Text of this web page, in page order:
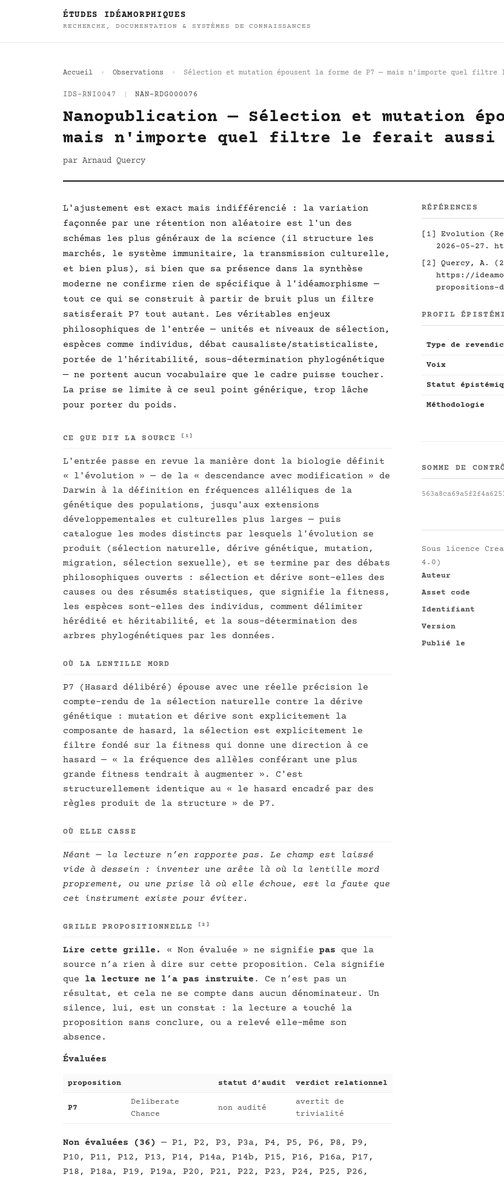
ÉTUDES IDÉAMORPHIQUES
RECHERCHE, DOCUMENTATION & SYSTÈMES DE CONNAISSANCES
Accueil Observations Sélection et mutation épousent la forme de P7 — mais n'importe quel
IDS-RNI0047 NAN-RDG000076
Nanopublication — Sélection et mutation
mais n'importe quel filtre le ferait aussi
par Arnaud Quercy
L'ajustement est exact mais indifférencié : la variation
façonnée par une rétention non aléatoire est l'un des
schémas les plus généraux de la science (il structure les
marchés, le système immunitaire, la transmission culturelle,
et bien plus), si bien que sa présence dans la synthèse
moderne ne confirme rien de spécifique à l'idéamorphisme —
tout ce qui se construit à partir de bruit plus un filtre
satisferait P7 tout autant. Les véritables enjeux
philosophiques de l'entrée — unités et niveaux de sélection,
espèces comme individus, débat causaliste/statisticaliste,
portée de l'héritabilité, sous-détermination phylogénétique
— ne portent aucun vocabulaire que le cadre puisse toucher.
La prise se limite à ce seul point générique, trop lâche
pour porter du poids.
CE QUE DIT LA SOURCE [1]
L'entrée passe en revue la manière dont la biologie définit
« l'évolution » — de la « descendance avec modification » de
Darwin à la définition en fréquences alléliques de la
génétique des populations, jusqu'aux extensions
développementales et culturelles plus larges — puis
catalogue les modes distincts par lesquels l'évolution se
produit (sélection naturelle, dérive génétique, mutation,
migration, sélection sexuelle), et se termine par des débats
philosophiques ouverts : sélection et dérive sont-elles des
causes ou des résumés statistiques, que signifie la fitness,
les espèces sont-elles des individus, comment délimiter
hérédité et héritabilité, et la sous-détermination des
arbres phylogénétiques par les données.
OÙ LA LENTILLE MORD
P7 (Hasard délibéré) épouse avec une réelle précision le
compte-rendu de la sélection naturelle contre la dérive
génétique : mutation et dérive sont explicitement la
composante de hasard, la sélection est explicitement le
filtre fondé sur la fitness qui donne une direction à ce
hasard — « la fréquence des allèles conférant une plus
grande fitness tendrait à augmenter ». C'est
structurellement identique au « le hasard encadré par des
règles produit de la structure » de P7.
OÙ ELLE CASSE
Néant — la lecture n’en rapporte pas. Le champ est laissé
vide à dessein : inventer une arête là où la lentille mord
proprement, ou une prise là où elle échoue, est la faute que
cet instrument existe pour éviter.
GRILLE PROPOSITIONNELLE [2]
Lire cette grille. « Non évaluée » ne signifie pas que la
source n’a rien à dire sur cette proposition. Cela signifie
que la lecture ne l’a pas instruite . Ce n’est pas un
résultat, et cela ne se compte dans aucun dénominateur. Un
silence, lui, est un constat : la lecture a touché la
proposition sans conclure, ou a relevé elle-même son
absence.
Évaluées
proposition statut d’audit verdict relationnel
P7
Deliberate
Chance
non audité
avertit de
trivialité
Non évaluées (36) — P1, P2, P3, P3a, P4, P5, P6, P8, P9,
P10, P11, P12, P13, P14, P14a, P14b, P15, P16, P16a, P17,
P18, P18a, P19, P19a, P20, P21, P22, P23, P24, P25, P26,
RÉFÉRENCES
[1]
Evolution
2026-05-27.
[2]
Quercy, A.
https://
propositions-
PROFIL
Type de
Voix
Statut
Méthodologie
SOMME DE
Sous licence
4.0)
Auteur
Asset code
Identifiant
Version
Publié le